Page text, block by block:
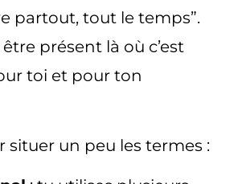
partout, tout le temps”.
être présent là où c’est
toi et pour ton
situer un peu les termes :